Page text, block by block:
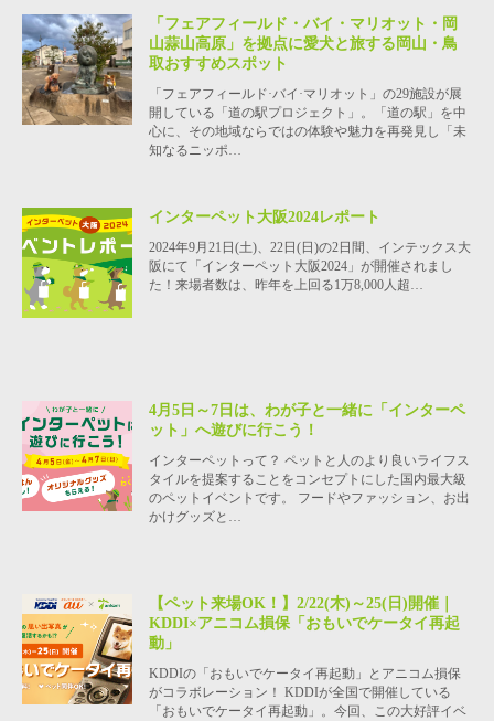
「フェアフィールド・バイ・マリオット・岡
山蒜山高原」を拠点に愛犬と旅する岡山・鳥
取おすすめスポット
「フェアフィールド·バイ·マリオット」の29施設が展
開している「道の駅プロジェクト」。「道の駅」を中
心に、その地域ならではの体験や魅力を再発見し「未
知なるニッポ…
インターペット大阪2024レポート
2024年9月21日(土)、22日(日)の2日間、インテックス大
阪にて「インターペット大阪2024」が開催されまし
た！来場者数は、昨年を上回る1万8,000人超…
4月5日～7日は、わが子と一緒に「インターペ
ット」へ遊びに行こう！
インターペットって？ ペットと人のより良いライフス
タイルを提案することをコンセプトにした国内最大級
のペットイベントです。 フードやファッション、お出
かけグッズと…
【ペット来場OK！】2/22(木)～25(日)開催｜
KDDI×アニコム損保「おもいでケータイ再起
動」
KDDIの「おもいでケータイ再起動」とアニコム損保
がコラボレーション！ KDDIが全国で開催している
「おもいでケータイ再起動」。今回、この大好評イベ